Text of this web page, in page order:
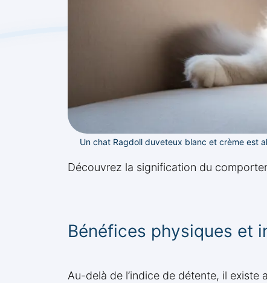
Un chat Ragdoll duveteux blanc et crème est
Découvrez la signification du
Bénéfices physiques et
Au-delà de l’indice de détente, il